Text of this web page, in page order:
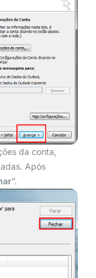
da conta,
Após
”.